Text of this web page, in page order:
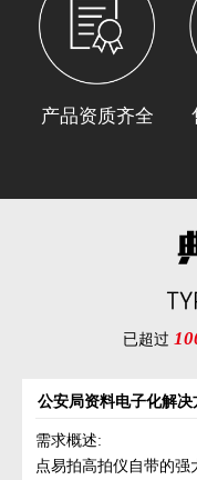
产品资质齐全
已超过
公安局资料电子化解决
需求概述:
点易拍高拍仪自带的强